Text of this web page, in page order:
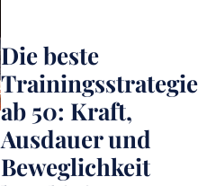
Die beste
Trainingsstrategie
ab 50: Kraft,
Ausdauer und
Beweglichkeit